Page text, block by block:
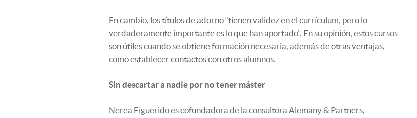
En cambio, los títulos de adorno “tienen validez en el currículum, pero lo
verdaderamente importante es lo que han aportado”. En su opinión, estos cursos
son útiles cuando se obtiene formación necesaria, además de otras ventajas,
como establecer contactos con otros alumnos.
Sin descartar a nadie por no tener máster
Nerea Figuerido es cofundadora de la consultora Alemany & Partners,